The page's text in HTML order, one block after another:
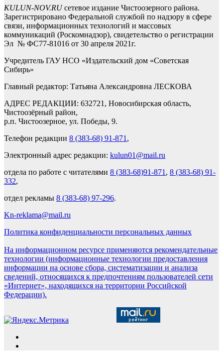
KULUN-NOV.RUсетевое издание Чистоозерного района.
Зарегистрировано Федеральной службой по надзору в сфере
связи, информационных технологий и массовых
коммуникаций (Роскомнадзор), свидетельство о регистрации
Эл № ФС77-81016 от 30 апреля 2021г.
Учредитель ГАУ НСО «Издательский дом «Советская
Сибирь»
Главный редактор: Татьяна Александровна ЛЕСКОВА
АДРЕС РЕДАКЦИИ: 632721, Новосибирская область,
Чистоозёрный район,
р.п. Чистоозерное, ул. Победы, 9.
Телефон редакции 8 (383-68) 91-871 ,
Электронный адрес редакции: kulun01@mail.ru
отдела по работе с читателями 8 (383-68)91-871 , 8 (383-68) 91-
332,
отдел рекламы 8 (383-68) 97-296.
Kn-reklama@mail.ru
Политика конфиденциальности персональных данных
На информационном ресурсе применяются рекомендательные
технологии (информационные технологии предоставления
информации на основе сбора, систематизации и анализа
сведений, относящихся к предпочтениям пользователей сети
«Интернет», находящихся на территории Российской
Федерации).